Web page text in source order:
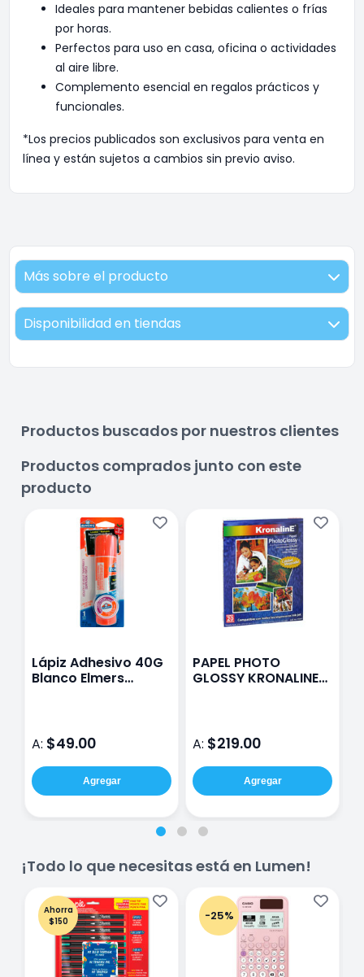
Ideales para mantener bebidas calientes o frías
por horas.
Perfectos para uso en casa, oficina o actividades
al aire libre.
Complemento esencial en regalos prácticos y
funcionales.
*Los precios publicados son exclusivos para venta en
línea y están sujetos a cambios sin previo aviso.
Más sobre el producto
Disponibilidad en tiendas
Productos buscados por nuestros clientes
Productos comprados junto con este
producto
Lápiz Adhesivo 40G
Blanco Elmers
A: $49.00
Agregar
PAPEL PHOTO
GLOSSY KRONALINE
A: $219.00
Agregar
¡Todo lo que necesitas está en Lumen!
Ahorra
$150
-25%